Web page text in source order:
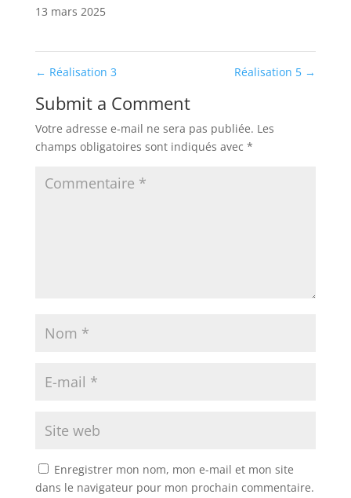
13 mars 2025
← Réalisation 3 Réalisation 5 →
Submit a Comment
Votre adresse e-mail ne sera pas publiée. Les
champs obligatoires sont indiqués avec *
Enregistrer mon nom, mon e-mail et mon site
dans le navigateur pour mon prochain commentaire.